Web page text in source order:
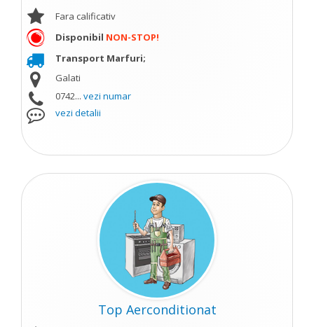
Fara calificativ
Disponibil NON-STOP!
Transport Marfuri;
Galati
0742... vezi numar
vezi detalii
Top Aerconditionat